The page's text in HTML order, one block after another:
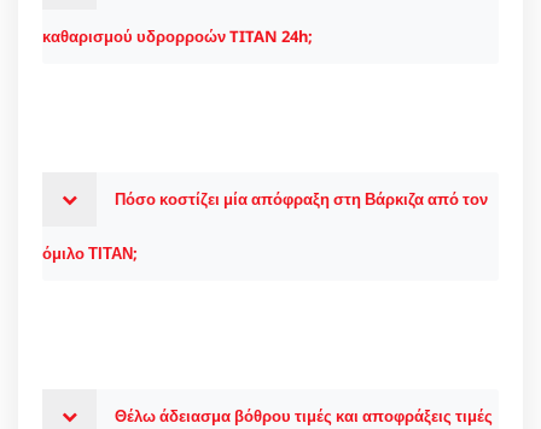
καθαρισμού υδρορροών TITAN 24h;
Πόσο κοστίζει μία απόφραξη στη Βάρκιζα από τον
όμιλο ΤΙΤΑΝ;
Θέλω άδειασμα βόθρου τιμές και αποφράξεις τιμές